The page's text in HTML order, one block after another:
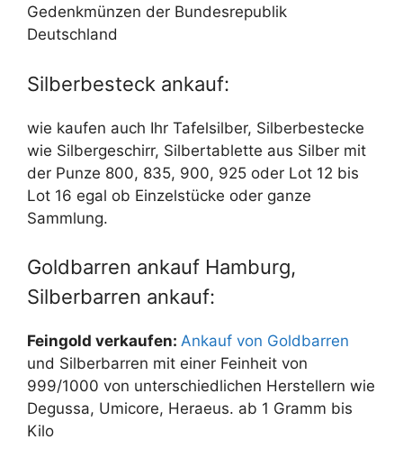
Gedenkmünzen der Bundesrepublik
Deutschland
Silberbesteck ankauf:
wie kaufen auch Ihr Tafelsilber, Silberbestecke
wie Silbergeschirr, Silbertablette aus Silber mit
der Punze 800, 835, 900, 925 oder Lot 12 bis
Lot 16 egal ob Einzelstücke oder ganze
Sammlung.
Goldbarren ankauf Hamburg,
Silberbarren ankauf:
Feingold verkaufen: Ankauf von Goldbarren
und Silberbarren mit einer Feinheit von
999/1000 von unterschiedlichen Herstellern wie
Degussa, Umicore, Heraeus. ab 1 Gramm bis
Kilo